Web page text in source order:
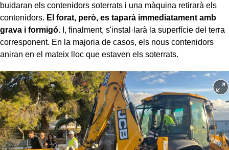
buidaran els contenidors soterrats i una màquina retirarà els
contenidors. El forat, però, es taparà immediatament amb
grava i formigó. I, finalment, s'instal·larà la superfície del terra
corresponent. En la majoria de casos, els nous contenidors
aniran en el mateix lloc que estaven els soterrats.